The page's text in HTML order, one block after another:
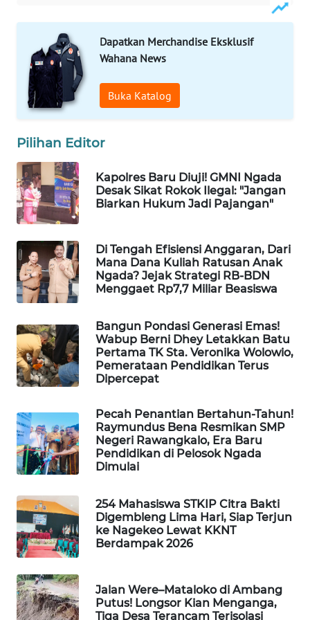
Dapatkan Merchandise Eksklusif
Wahana News
Buka Katalog
Pilihan Editor
Kapolres Baru Diuji! GMNI Ngada
Desak Sikat Rokok Ilegal: "Jangan
Biarkan Hukum Jadi Pajangan"
Di Tengah Efisiensi Anggaran, Dari
Mana Dana Kuliah Ratusan Anak
Ngada? Jejak Strategi RB-BDN
Menggaet Rp7,7 Miliar Beasiswa
Bangun Pondasi Generasi Emas!
Wabup Berni Dhey Letakkan Batu
Pertama TK Sta. Veronika Wolowio,
Pemerataan Pendidikan Terus
Dipercepat
Pecah Penantian Bertahun-Tahun!
Raymundus Bena Resmikan SMP
Negeri Rawangkalo, Era Baru
Pendidikan di Pelosok Ngada
Dimulai
254 Mahasiswa STKIP Citra Bakti
Digembleng Lima Hari, Siap Terjun
ke Nagekeo Lewat KKNT
Berdampak 2026
Jalan Were–Mataloko di Ambang
Putus! Longsor Kian Menganga,
Tiga Desa Terancam Terisolasi
WAHANA
HEALTH
WAHANA
DESA
WISATA
WAHANA
Wahana
Network
KONSUMEN
LISTRIK
MASYARAKAT
WALINKI
ID
ID
MARTABAT
NET
PLN
WATCH
MKLI
LPKKI